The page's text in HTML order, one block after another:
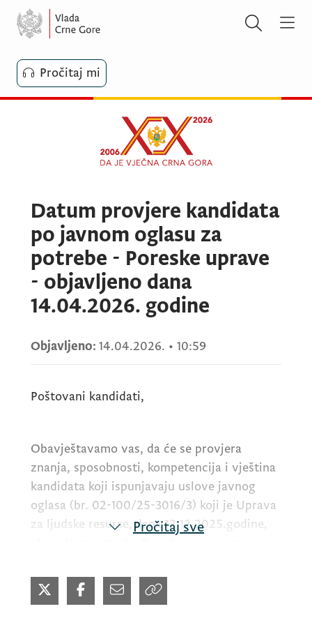
Pročitaj mi
Datum provjere kandidata
po javnom oglasu za
potrebe - Poreske uprave
- objavljeno dana
14.04.2026. godine
Objavljeno: 14.04.2026. • 10:59
Poštovani kandidati,
Obavještavamo vas, da će se provjera
znanja, sposobnosti, kompetencija i vještina
kandidata koji ispunjavaju uslove javnog
oglasa (br. 02-100/25-3016/3) koji je Uprava
za ljudske resurse ,dana 12.12.2025.godine,
za terensku kontrolu za Bijelo Polje i
Mojkovac, sa mjestom rada u Bijelom Polju
Pročitaj sve